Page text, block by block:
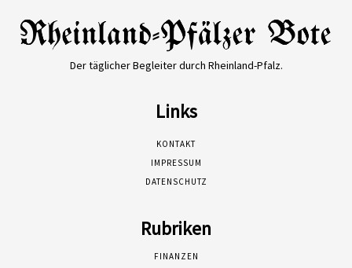
Der täglicher Begleiter durch Rheinland-Pfalz.
Links
KONTAKT
IMPRESSUM
DATENSCHUTZ
Rubriken
FINANZEN